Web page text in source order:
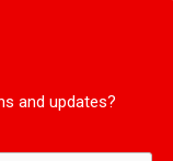
and updates?